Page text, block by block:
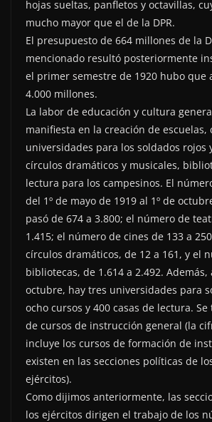
hojas sueltas, panfletos y octavillas,
mucho mayor que el de la DPR.
El presupuesto de 664 millones de la
mencionado resultó posteriormente
el primer semestre de 1920 hubo que
4.000 millones.
La labor de educación y cultura
manifiesta en la creación de escuelas,
universidades para los soldados rojos
círculos dramáticos y musicales,
lectura para los campesinos. El
del 1º de mayo de 1919 al 1º de
pasó de 674 a 3.800; el número de
1.415; el número de cines de 133 a
círculos dramáticos, de 12 a 161, y el
bibliotecas, de 1.614 a 2.492.
octubre, hay tres universidades para
ocho cursos y 400 casas de lectura.
de cursos de instrucción general (la
incluye los cursos de formación de
existen en las secciones políticas de
ejércitos).
Como dijimos anteriormente, las
los ejércitos dirigen el trabajo de los